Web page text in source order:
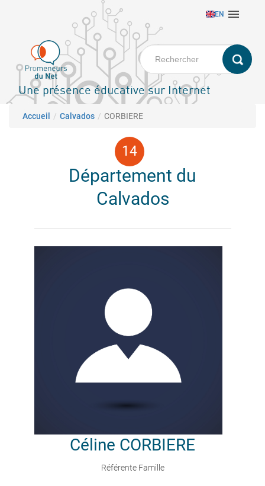
principal
EN 
Une présence éducative sur Internet
Fil d'Ariane
Accueil Calvados CORBIERE
Département du
Calvados
Céline CORBIERE
Référente Famille